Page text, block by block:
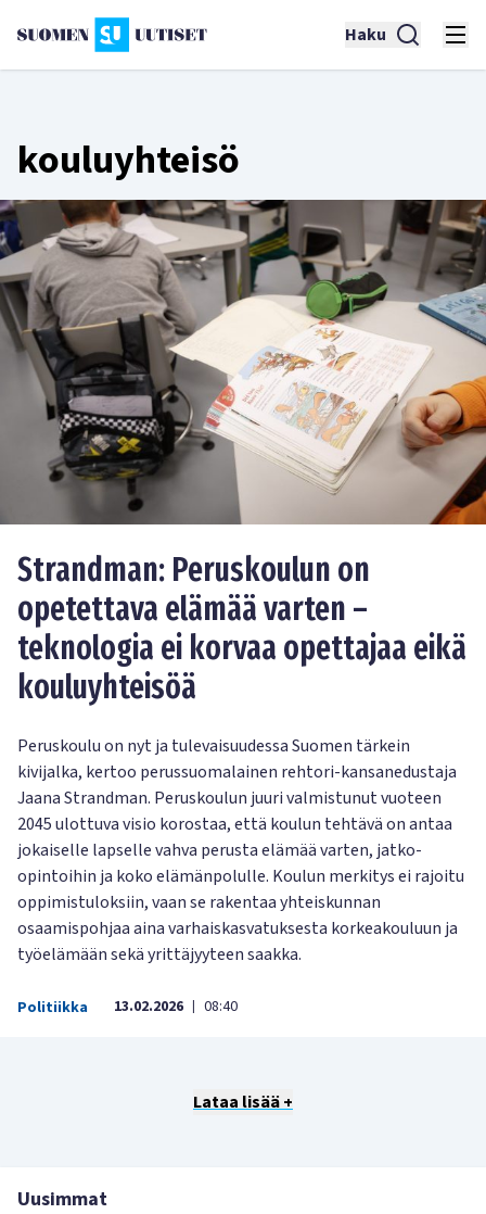
Haku
kouluyhteisö
Strandman: Peruskoulun on
opetettava elämää varten –
teknologia ei korvaa opettajaa eikä
kouluyhteisöä
Peruskoulu on nyt ja tulevaisuudessa Suomen tärkein
kivijalka, kertoo perussuomalainen rehtori-kansanedustaja
Jaana Strandman. Peruskoulun juuri valmistunut vuoteen
2045 ulottuva visio korostaa, että koulun tehtävä on antaa
jokaiselle lapselle vahva perusta elämää varten, jatko-
opintoihin ja koko elämänpolulle. Koulun merkitys ei rajoitu
oppimistuloksiin, vaan se rakentaa yhteiskunnan
osaamispohjaa aina varhaiskasvatuksesta korkeakouluun ja
työelämään sekä yrittäjyyteen saakka.
Politiikka 13.02.2026 | 08:40
Lataa lisää +
Uusimmat